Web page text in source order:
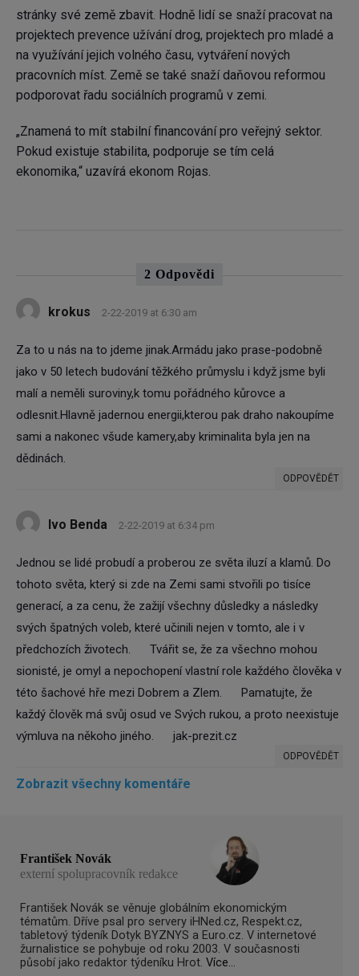
stránky své země zbavit. Hodně lidí se snaží pracovat na
projektech prevence užívání drog, projektech pro mladé a
na využívání jejich volného času, vytváření nových
pracovních míst. Země se také snaží daňovou reformou
podporovat řadu sociálních programů v zemi.
„Znamená to mít stabilní financování pro veřejný sektor.
Pokud existuje stabilita, podporuje se tím celá
ekonomika,“ uzavírá ekonom Rojas.
2 Odpovědi
krokus 2-22-2019 at 6:30 am
Za to u nás na to jdeme jinak.Armádu jako prase-podobně
jako v 50 letech budování těžkého průmyslu i když jsme byli
malí a neměli suroviny,k tomu pořádného kůrovce a
odlesnit.Hlavně jadernou energii,kterou pak draho nakoupíme
sami a nakonec všude kamery,aby kriminalita byla jen na
dědinách.
ODPOVĚDĚT
Ivo Benda 2-22-2019 at 6:34 pm
Jednou se lidé probudí a proberou ze světa iluzí a klamů. Do
tohoto světa, který si zde na Zemi sami stvořili po tisíce
generací, a za cenu, že zažijí všechny důsledky a následky
svých špatných voleb, které učinili nejen v tomto, ale i v
předchozích životech.
Tvářit se, že za všechno mohou
sionisté, je omyl a nepochopení vlastní role každého člověka v
této šachové hře mezi Dobrem a Zlem.
Pamatujte, že
každý člověk má svůj osud ve Svých rukou, a proto neexistuje
výmluva na někoho jiného.
jak-prezit.cz
ODPOVĚDĚT
Zobrazit všechny komentáře
František Novák
externí spolupracovník redakce
František Novák se věnuje globálním ekonomickým
tématům. Dříve psal pro servery iHNed.cz, Respekt.cz,
tabletový týdeník Dotyk BYZNYS a Euro.cz. V internetové
žurnalistice se pohybuje od roku 2003. V současnosti
působí jako redaktor týdeníku Hrot. Více...